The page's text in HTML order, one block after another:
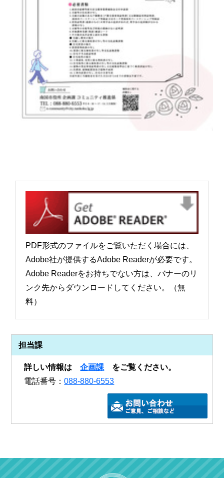
PDF形式のファイルをご覧いただく場合には、
Adobe社が提供するAdobe Readerが必要です。
Adobe Readerをお持ちでない方は、バナーのリ
ンク先からダウンロードしてください。（無
料）
担当課
詳しい情報は企画課 をご覧ください。
電話番号：088-880-6553